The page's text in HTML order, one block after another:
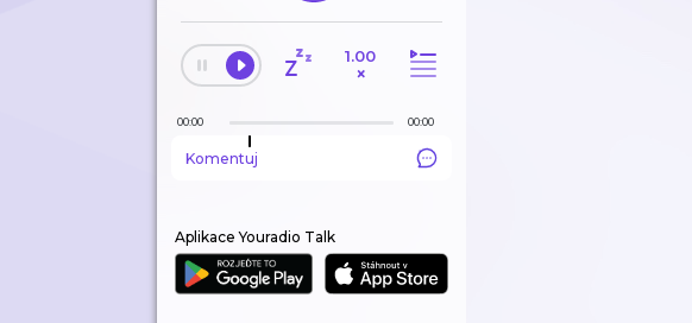
1.00
×
00:00 00:00
Komentuj
Aplikace Youradio Talk